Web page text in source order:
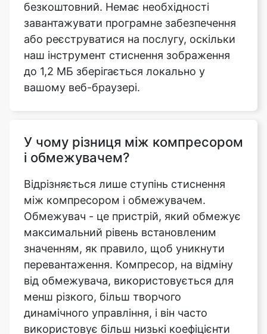
наш інструмент стиснення зображення
до 1,2 МБ зберігається локально у
вашому веб-браузері.
У чому різниця між компресором
Відрізняється лише ступінь стиснення
між компресором і обмежувачем.
Обмежувач - це пристрій, який обмежує
максимальний рівень встановленим
значенням, як правило, щоб уникнути
перевантаження. Компресор, на відміну
від обмежувача, використовується для
менш різкого, більш творчого
динамічного управління, і він часто
використовує більш низькі коефіцієнти
стиснення.